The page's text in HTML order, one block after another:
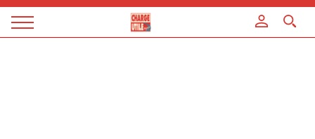
Magazine
Panneau de gestion des cookies